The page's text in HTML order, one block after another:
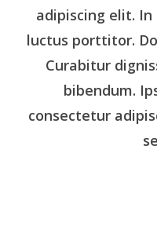
adipiscing elit.
luctus porttitor.
Curabitur
bibendum.
consectetur